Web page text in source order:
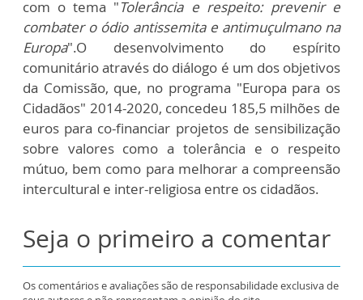
com o tema "Tolerância e respeito: prevenir e
combater o ódio antissemita e antimuçulmano na
Europa".O desenvolvimento do espírito
comunitário através do diálogo é um dos objetivos
da Comissão, que, no programa "Europa para os
Cidadãos" 2014-2020, concedeu 185,5 milhões de
euros para co-financiar projetos de sensibilização
sobre valores como a tolerância e o respeito
mútuo, bem como para melhorar a compreensão
intercultural e inter-religiosa entre os cidadãos.
Seja o primeiro a comentar
Os comentários e avaliações são de responsabilidade exclusiva de